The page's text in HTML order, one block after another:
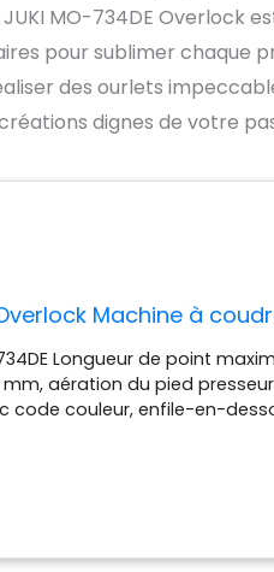
MO-734DE Overlock
pour sublimer chaque
des ourlets
dignes de votre
Machine à
Longueur de point
aération du pied
code couleur, enfile-en-
manuel de la
Enfile-aiguille pour les
du pied presseur réglable en